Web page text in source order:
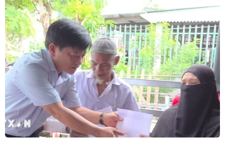
Các bệnh viện ở Hà Nội cần thực hiện nghiêm
quy trình cách ly, điều trị bệnh nhân, quy trình
kiểm soát nhiễm khuẩn, kiểm soát chặt chẽ
người ra, vào tránh lây nhiễm chéo trong bệnh
viện; tiếp tục tập huấn cho tất cả nhân viên y tế
nắm chắc kiến thức về chẩn đoán, điều trị và
phòng chống dịch COVID-19./.
(TTXVN/Vietnam+)